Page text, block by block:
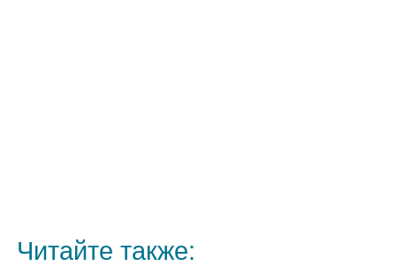
Читайте также: